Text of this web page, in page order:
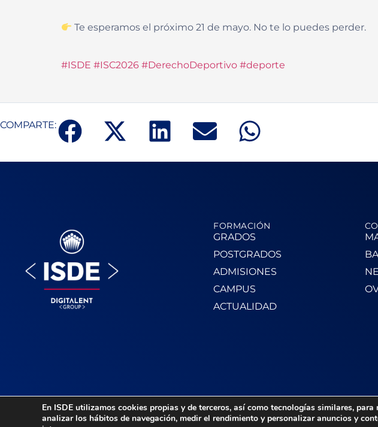
Te esperamos el próximo 21 de mayo. No te lo puedes perder.
#ISDE #ISC2026 #DerechoDeportivo #deporte
COMPARTE:
FORMACIÓN
GRADOS
POSTGRADOS
ADMISIONES
CAMPUS
ACTUALIDAD
En ISDE utilizamos cookies propias y de terceros, así como tecnologías similares, para
analizar los hábitos de navegación, medir el rendimiento y personalizar anuncios y